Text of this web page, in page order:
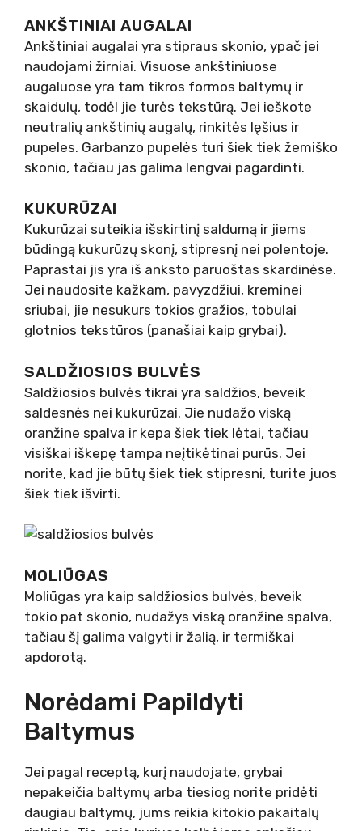
ANKŠTINIAI AUGALAI
Ankštiniai augalai yra stipraus skonio, ypač jei
naudojami žirniai. Visuose ankštiniuose
augaluose yra tam tikros formos baltymų ir
skaidulų, todėl jie turės tekstūrą. Jei ieškote
neutralių ankštinių augalų, rinkitės lęšius ir
pupeles. Garbanzo pupelės turi šiek tiek žemiško
skonio, tačiau jas galima lengvai pagardinti.
KUKURŪZAI
Kukurūzai suteikia išskirtinį saldumą ir jiems
būdingą kukurūzų skonį, stipresnį nei polentoje.
Paprastai jis yra iš anksto paruoštas skardinėse.
Jei naudosite kažkam, pavyzdžiui, kreminei
sriubai, jie nesukurs tokios gražios, tobulai
glotnios tekstūros (panašiai kaip grybai).
SALDŽIOSIOS BULVĖS
Saldžiosios bulvės tikrai yra saldžios, beveik
saldesnės nei kukurūzai. Jie nudažo viską
oranžine spalva ir kepa šiek tiek lėtai, tačiau
visiškai iškepę tampa neįtikėtinai purūs. Jei
norite, kad jie būtų šiek tiek stipresni, turite juos
šiek tiek išvirti.
MOLIŪGAS
Moliūgas yra kaip saldžiosios bulvės, beveik
tokio pat skonio, nudažys viską oranžine spalva,
tačiau šį galima valgyti ir žalią, ir termiškai
apdorotą.
Norėdami Papildyti
Baltymus
Jei pagal receptą, kurį naudojate, grybai
nepakeičia baltymų arba tiesiog norite pridėti
daugiau baltymų, jums reikia kitokio pakaitalų